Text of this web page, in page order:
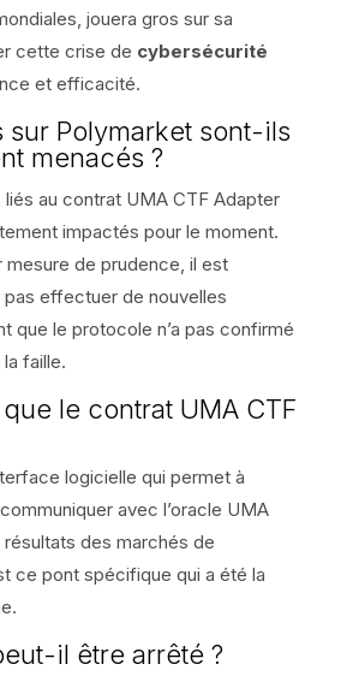
jouera gros sur sa
cette crise de cybersécurité
et efficacité.
sur Polymarket sont-ils
menacés ?
au contrat UMA CTF Adapter
impactés pour le moment.
mesure de prudence, il est
effectuer de nouvelles
que le protocole n’a pas confirmé
faille.
le contrat UMA CTF
logicielle qui permet à
avec l’oracle UMA
des marchés de
ce pont spécifique qui a été la
il être arrêté ?